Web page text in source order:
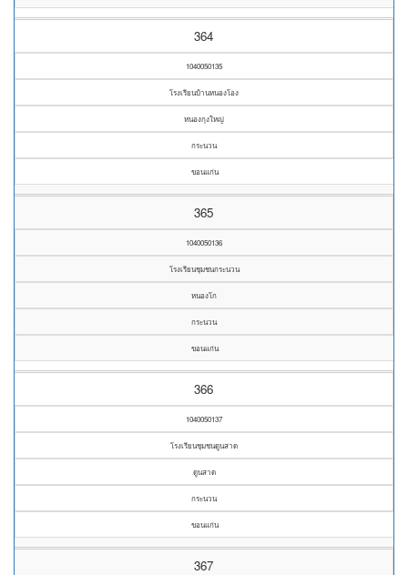
364
1040050135
โรงเรียนบ้านหนองโอง
หนองกุงใหญ่
กระนวน
ขอนแก่น
365
1040050136
โรงเรียนชุมชนกระนวน
หนองโก
กระนวน
ขอนแก่น
366
1040050137
โรงเรียนชุมชนดูนสาด
ดูนสาด
กระนวน
ขอนแก่น
367